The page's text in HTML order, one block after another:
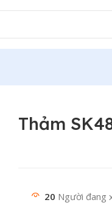
Thảm
20 Người đang